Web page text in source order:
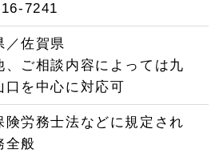
7241
／佐賀県
、ご相談内容によっては九
口を中心に対応可
険労務士法などに規定され
全般